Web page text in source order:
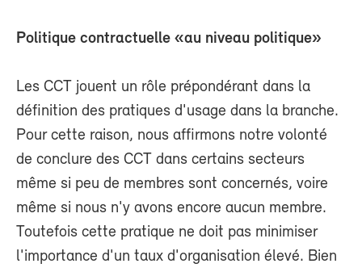
Politique contractuelle «au niveau politique»
Les CCT jouent un rôle prépondérant dans la
définition des pratiques d'usage dans la branche.
Pour cette raison, nous affirmons notre volonté
de conclure des CCT dans certains secteurs
même si peu de membres sont concernés, voire
même si nous n'y avons encore aucun membre.
Toutefois cette pratique ne doit pas minimiser
l'importance d'un taux d'organisation élevé. Bien